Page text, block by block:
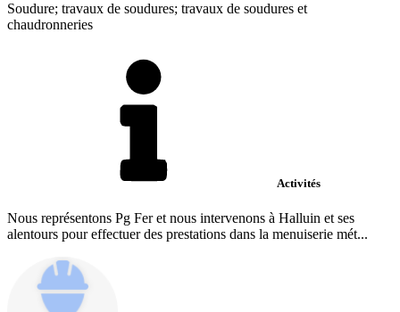
Soudure; travaux de soudures; travaux de soudures et
chaudronneries
Activités
Nous représentons Pg Fer et nous intervenons à Halluin et ses
alentours pour effectuer des prestations dans la menuiserie mét...